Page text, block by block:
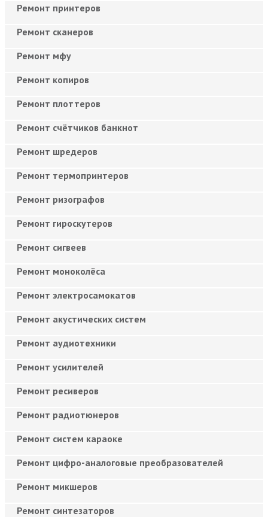
Ремонт принтеров
Ремонт сканеров
Ремонт мфу
Ремонт копиров
Ремонт плоттеров
Ремонт счётчиков банкнот
Ремонт шредеров
Ремонт термопринтеров
Ремонт ризографов
Ремонт гироскутеров
Ремонт сигвеев
Ремонт моноколёса
Ремонт электросамокатов
Ремонт акустических систем
Ремонт аудиотехники
Ремонт усилителей
Ремонт ресиверов
Ремонт радиотюнеров
Ремонт систем караоке
Ремонт цифро-аналоговые преобразователей
Ремонт микшеров
Ремонт синтезаторов